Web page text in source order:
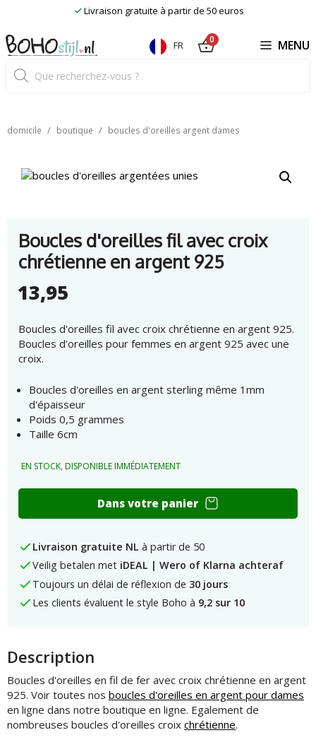
content
Livraison gratuite à partir de 50 euros
de
produits
FR 0 MENU
domicile / boutique / boucles d'oreilles argent dames
Boucles d'oreilles fil avec croix
chrétienne en argent 925
13,95
Boucles d'oreilles fil avec croix chrétienne en argent 925.
Boucles d'oreilles pour femmes en argent 925 avec une
croix.
Boucles d'oreilles en argent sterling même 1mm
d'épaisseur
Poids 0,5 grammes
Taille 6cm
EN STOCK, DISPONIBLE IMMÉDIATEMENT
Boucles
avec
croix
chrétienne
en
argent
Dans votre panier
Livraison gratuite NL à partir de 50
Veilig betalen met iDEAL | Wero of Klarna achteraf
Toujours un délai de réflexion de 30 jours
Les clients évaluent le style Boho à 9,2 sur 10
Description
Boucles d'oreilles en fil de fer avec croix chrétienne en argent
925. Voir toutes nos boucles d'oreilles en argent pour dames
en ligne dans notre boutique en ligne. Egalement de
nombreuses boucles d'oreilles croix chrétienne.